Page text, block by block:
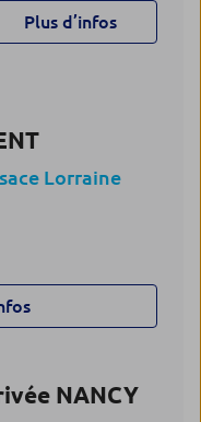
Plus d’infos
Lorraine
NANCY